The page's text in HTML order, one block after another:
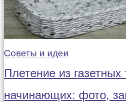
Советы и идеи
Плетение из газетных
начинающих: фото,